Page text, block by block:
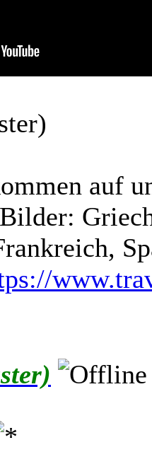
auf